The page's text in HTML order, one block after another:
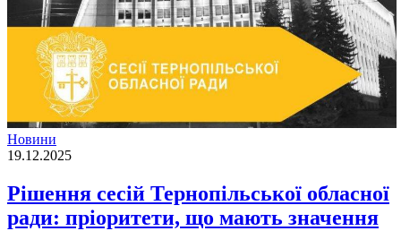
Новини
19.12.2025
Рішення сесій Тернопільської обласної
ради: пріоритети, що мають значення